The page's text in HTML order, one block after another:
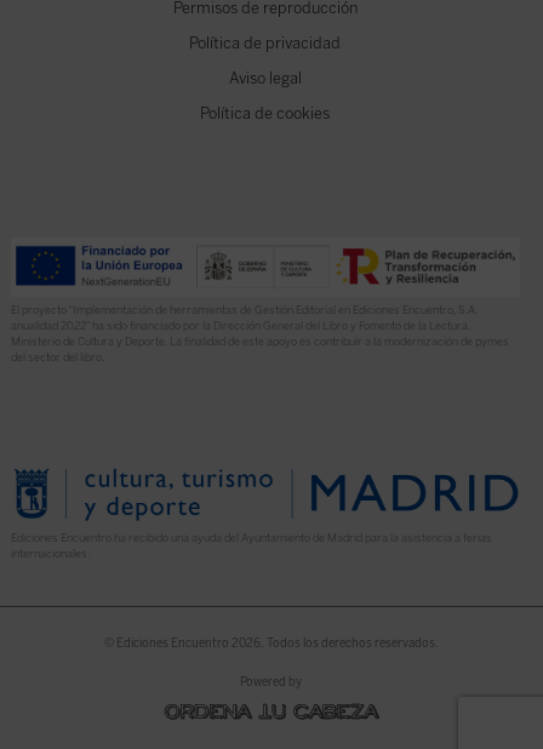
Permisos de reproducción
Política de privacidad
Aviso legal
Política de cookies
El proyecto “Implementación de herramientas de Gestión Editorial en Ediciones Encuentro, S.A.
anualidad 2022” ha sido financiado por la Dirección General del Libro y Fomento de la Lectura,
Ministerio de Cultura y Deporte. La finalidad de este apoyo es contribuir a la modernización de pymes
del sector del libro.
Ediciones Encuentro ha recibido una ayuda del Ayuntamiento de Madrid para la asistencia a ferias
© Ediciones Encuentro 2026. Todos los derechos reservados.
Powered by